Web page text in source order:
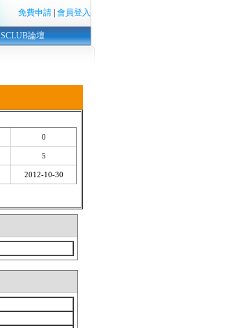
免費申請 會員登入
SCLUB論壇
0
5
2012-10-30